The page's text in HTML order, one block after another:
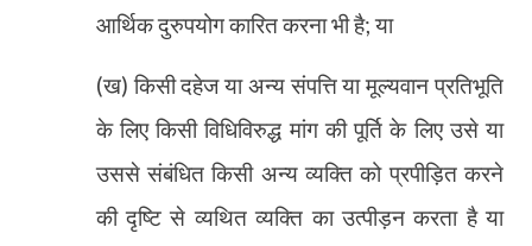
आर्थिक दुरुपयोग कारित करना भी है;या
(ख) किसी दहेज या अन्य संपत्ति या मूल्यवान प्रतिभूति
के लिए किसी विधिविरुद्ध मांग की पूर्ति के लिए उसे या
उससे संबंधित किसी अन्य व्यक्ति को प्रपीड़ित करने
की दृष्टि से व्यथित व्यक्ति का उत्पीड़न करता है या